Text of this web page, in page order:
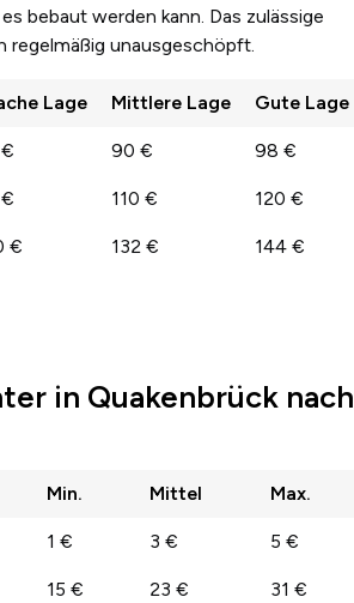
bebaut werden kann. Das zulässige
regelmäßig unausgeschöpft.
Lage Mittlere Lage Gute Lage
90 € 98 €
110 € 120 €
€ 132 € 144 €
in Quakenbrück nach
Min. Mittel Max.
1 € 3 € 5 €
15 € 23 € 31 €